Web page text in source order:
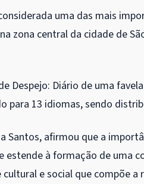
uma das mais
zona central da cidade de
Despejo: Diário de uma
para 13 idiomas, sendo
Santos, afirmou que a
à formação de uma
e social que compõe